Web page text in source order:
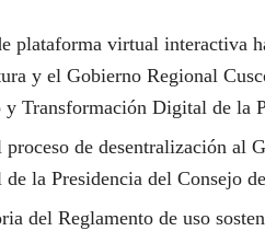
plataforma virtual interactiva
y el Gobierno Regional
Transformación Digital de la
de desentralización al
la Presidencia del Consejo
del Reglamento de uso